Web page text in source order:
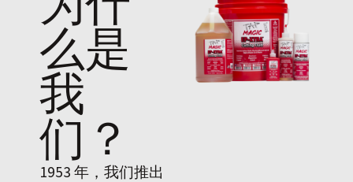
么是
我
们 ？
1953 年，我们推出